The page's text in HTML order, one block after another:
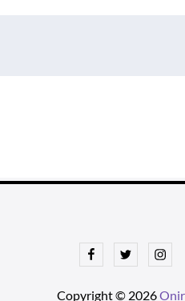
FacebookTwitter
Copyright © 2026